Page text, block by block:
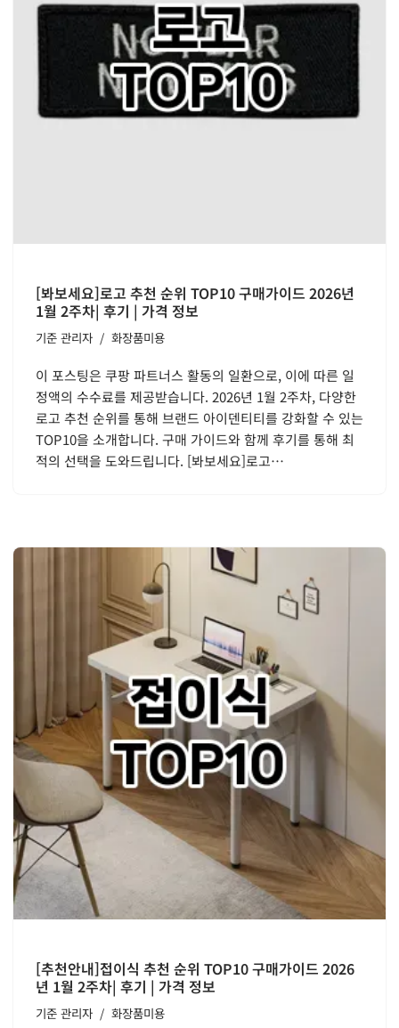
[봐보세요]로고 추천 순위 TOP10 구매가이드 2026년
1월 2주차| 후기 | 가격 정보
기준 관리자 화장품미용
이 포스팅은 쿠팡 파트너스 활동의 일환으로, 이에 따른 일
정액의 수수료를 제공받습니다. 2026년 1월 2주차, 다양한
로고 추천 순위를 통해 브랜드 아이덴티티를 강화할 수 있는
TOP10을 소개합니다. 구매 가이드와 함께 후기를 통해 최
적의 선택을 도와드립니다. [봐보세요]로고…
[추천안내]접이식 추천 순위 TOP10 구매가이드 2026
년 1월 2주차| 후기 | 가격 정보
기준 관리자 화장품미용